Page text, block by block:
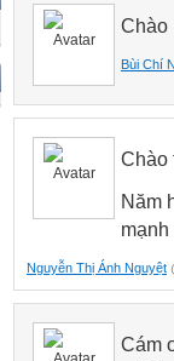
Chào
Bùi Chí
Chào
Năm
Nguyễn Thị Ánh Nguyệt
Cám